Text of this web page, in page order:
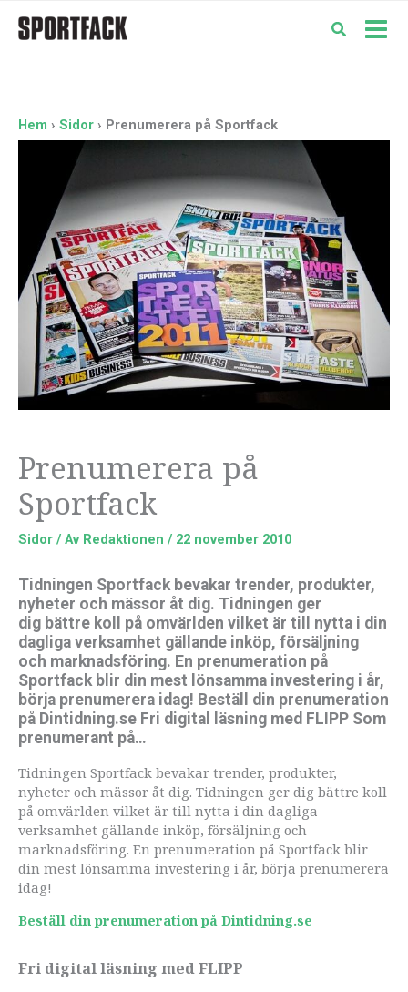
Hem Sidor Prenumerera på Sportfack
Prenumerera på
Sportfack
Sidor / Av Redaktionen / 22 november 2010
Tidningen Sportfack bevakar trender, produkter,
nyheter och mässor åt dig. Tidningen ger
dig bättre koll på omvärlden vilket är till nytta i din
dagliga verksamhet gällande inköp, försäljning
och marknadsföring. En prenumeration på
Sportfack blir din mest lönsamma investering i år,
börja prenumerera idag! Beställ din prenumeration
på Dintidning.se Fri digital läsning med FLIPP Som
prenumerant på…
Tidningen Sportfack bevakar trender, produkter,
nyheter och mässor åt dig. Tidningen ger dig bättre koll
på omvärlden vilket är till nytta i din dagliga
verksamhet gällande inköp, försäljning och
marknadsföring. En prenumeration på Sportfack blir
din mest lönsamma investering i år, börja prenumerera
idag!
Beställ din prenumeration på Dintidning.se
Fri digital läsning med FLIPP